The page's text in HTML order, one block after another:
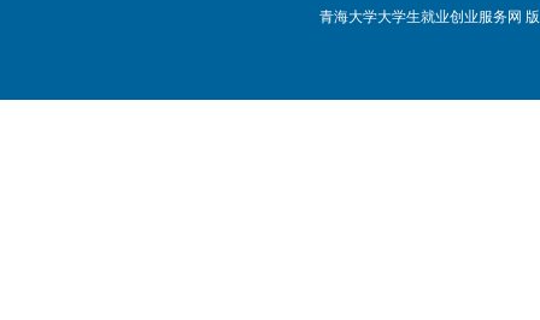
青海大学大学生就业创业服务网